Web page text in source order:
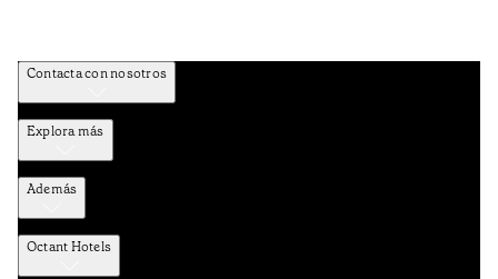
Contacta con nosotros
Explora más
Además
Octant Hotels